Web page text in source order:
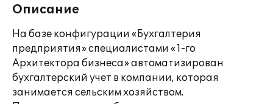
Описание
На базе конфигурации «Бухгалтерия
предприятия» специалистами «1-го
Архитектора бизнеса» автоматизирован
бухгалтерский учет в компании, которая
занимается сельским хозяйством.